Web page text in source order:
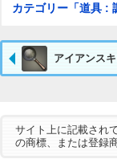
カテゴリー「道具 :
アイアンス
サイト上に記載され
の商標、または登録